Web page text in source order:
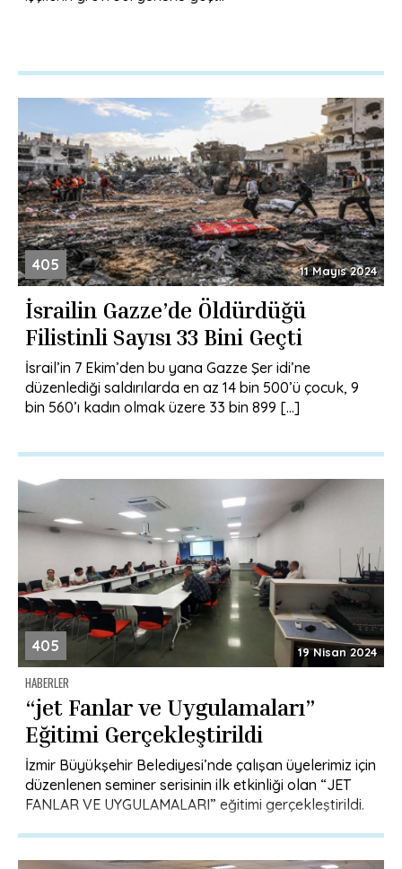
405 11 Mayıs 2024
İsrailin Gazze’de Öldürdüğü
Filistinli Sayısı 33 Bini Geçti
İsrail’in 7 Ekim’den bu yana Gazze Şer idi’ne
düzenlediği saldırılarda en az 14 bin 500’ü çocuk, 9
bin 560’ı kadın olmak üzere 33 bin 899 […]
405 19 Nisan 2024
HABERLER
“jet Fanlar ve Uygulamaları”
Eğitimi Gerçekleştirildi
İzmir Büyükşehir Belediyesi’nde çalışan üyelerimiz için
düzenlenen seminer serisinin ilk etkinliği olan “JET
FANLAR VE UYGULAMALARI” eğitimi gerçekleştirildi.